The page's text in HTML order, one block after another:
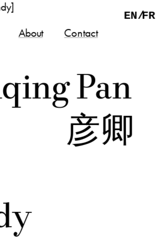
Pan
彦卿
EN/FR
About Contact